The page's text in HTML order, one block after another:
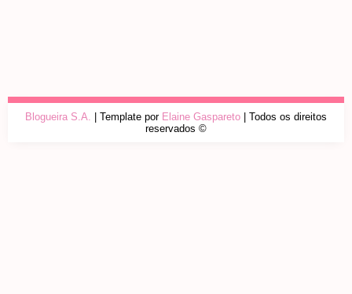
Blogueira S.A. | Template por Elaine Gaspareto | Todos os direitos
reservados ©